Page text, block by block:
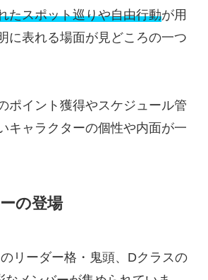
たスポット巡りや自由行動が用
に表れる場面が見どころの一つ
ポイント獲得やスケジュール管
キャラクターの個性や内面が一
の登場
リーダー格・鬼頭、Dクラスの